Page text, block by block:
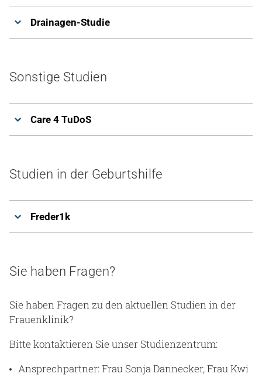
Drainagen-Studie
Sonstige Studien
Care 4 TuDoS
Studien in der Geburtshilfe
Freder1k
Sie haben Fragen?
Sie haben Fragen zu den aktuellen Studien in der
Frauenklinik?
Bitte kontaktieren Sie unser Studienzentrum:
Ansprechpartner: Frau Sonja Dannecker, Frau Kwi